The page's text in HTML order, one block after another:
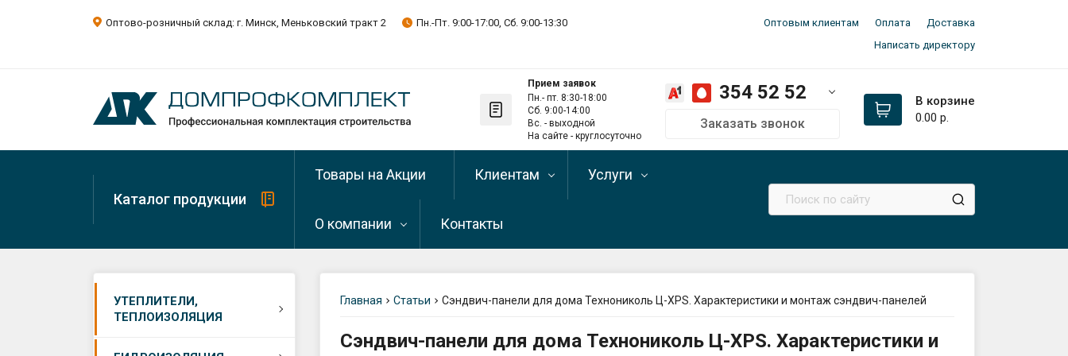
Оптово-розничный склад: г. Минск, Меньковский тракт 2 Пн.-Пт. 9:00-17:00, Сб. 9:00-13:30 Оптовым клиентам Оплата
Доставка
Написать директору
Прием заявок
Пн.- пт. 8:30-18:00
Сб. 9:00-14:00
Вс. - выходной
На сайте - круглосуточно
354 52 52
Позвонить нам:
+375 29 354 52 52
Подписывайтесь 👉@dpk_minsk
+375 29 145 21 52
Самовывоз (оптово-розничный склад):
г. Минск, Меньковский тракт 2 (авторынок
Заказать звонок
В корзине
0.00 р.
Каталог продукции
Товары на Акции Клиентам
Оптовым клиентам
Условия возврата
Написать директору
Услуги
Разгрузка
О компании
О компании
Контакты
УТЕПЛИТЕЛИ,
ТЕПЛОИЗОЛЯЦИЯ
Минеральная (каменная)
Минеральное
Главная Статьи Сэндвич-панели для дома Технониколь Ц-XPS. Характеристики и монтаж сэндвич-панелей
Сэндвич-панели для дома Технониколь Ц-XPS. Характеристики и